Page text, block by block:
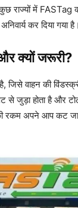
राज्यों में FASTag
कर दिया गया है।
क्यों जरूरी?
वाहन की
से जुड़ा होता है और
रकम अपने आप कट